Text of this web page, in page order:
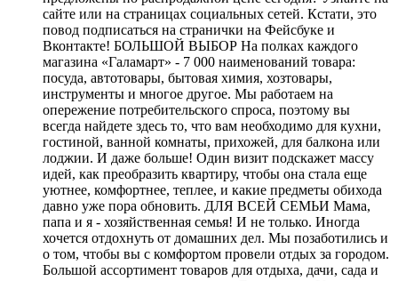
сайте или на страницах социальных сетей. Кстати, это
повод подписаться на странички на Фейсбуке и
Вконтакте! БОЛЬШОЙ ВЫБОР На полках каждого
магазина «Галамарт» - 7 000 наименований товара:
посуда, автотовары, бытовая химия, хозтовары,
инструменты и многое другое. Мы работаем на
опережение потребительского спроса, поэтому вы
всегда найдете здесь то, что вам необходимо для кухни,
гостиной, ванной комнаты, прихожей, для балкона или
лоджии. И даже больше! Один визит подскажет массу
идей, как преобразить квартиру, чтобы она стала еще
уютнее, комфортнее, теплее, и какие предметы обихода
давно уже пора обновить. ДЛЯ ВСЕЙ СЕМЬИ Мама,
папа и я - хозяйственная семья! И не только. Иногда
хочется отдохнуть от домашних дел. Мы позаботились и
о том, чтобы вы с комфортом провели отдых за городом.
Большой ассортимент товаров для отдыха, дачи, сада и